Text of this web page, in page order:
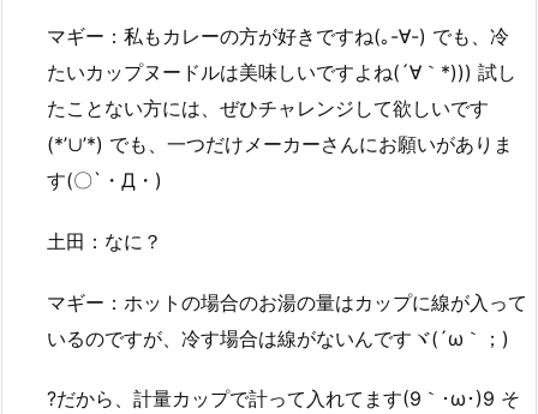
マギー：私もカレーの方が好きですね(｡-∀-) でも、冷
たいカップヌードルは美味しいですよね(´∀｀*))) 試し
たことない方には、ぜひチャレンジして欲しいです
(*’∪’*) でも、一つだけメーカーさんにお願いがありま
す(〇`・Д・)
土田：なに？
マギー：ホットの場合のお湯の量はカップに線が入って
いるのですが、冷す場合は線がないんですヾ(´ω｀；)
?だから、計量カップで計って入れてます(9｀･ω･)9 そ